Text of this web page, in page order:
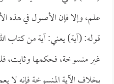
علم، وإلا فإن الأصول في هذه
قوله: (آية) يعني: آية من كتاب
غير منسوخة، فحكمها وثابت،